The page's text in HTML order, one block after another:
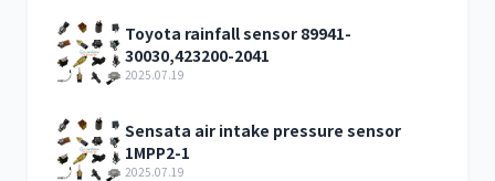
大宇
Toyota rainfall sensor 89941-
30030,423200-2041
2025.07.19
Sensata air intake pressure sensor
1MPP2-1
2025.07.19